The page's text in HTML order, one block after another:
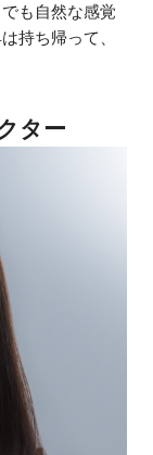
も自然な感覚
持ち帰って、
ター